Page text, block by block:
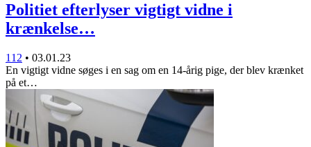
Politiet efterlyser vigtigt vidne i
krænkelse…
112 • 03.01.23
En vigtigt vidne søges i en sag om en 14-årig pige, der blev krænket
på et…